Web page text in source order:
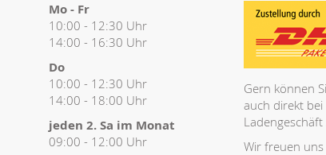
Mo - Fr
10:00 - 12:30 Uhr
14:00 - 16:30 Uhr
Do
10:00 - 12:30 Uhr
14:00 - 18:00 Uhr
jeden 2. Sa im Monat
09:00 - 12:00 Uhr
Gern können
auch direkt bei
Wir freuen